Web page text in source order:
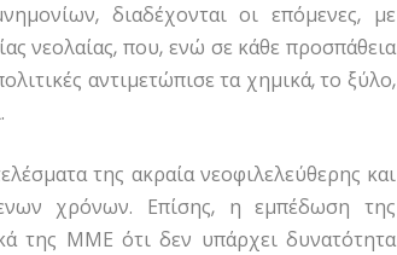
διαδέχονται οι επόμενες, με
νεολαίας, που, ενώ σε κάθε προσπάθεια
αντιμετώπισε τα χημικά, το ξύλο,
της ακραία νεοφιλελεύθερης και
χρόνων. Επίσης, η εμπέδωση της
της ΜΜΕ ότι δεν υπάρχει δυνατότητα